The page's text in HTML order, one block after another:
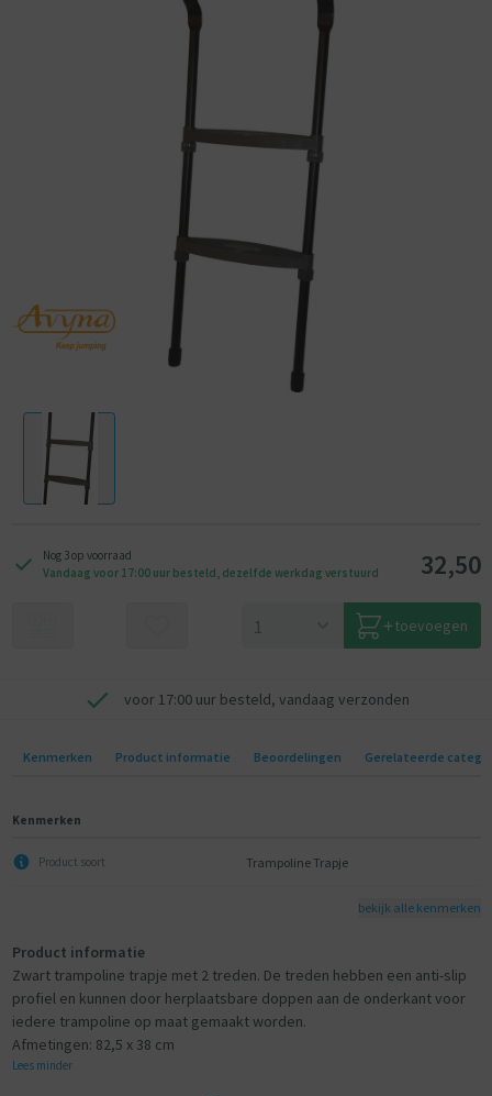
Nog 3 op voorraad
Vandaag voor 17:00 uur besteld, dezelfde werkdag verstuurd
32,50
toevoegen
voor 17:00 uur besteld, vandaag verzonden
Kenmerken Product informatie Beoordelingen Gerelateerde
Kenmerken
Product soort Trampoline Trapje
bekijk alle kenmerken
Product informatie
Zwart trampoline trapje met 2 treden. De treden hebben een anti-slip
profiel en kunnen door herplaatsbare doppen aan de onderkant voor
iedere trampoline op maat gemaakt worden.
Afmetingen: 82,5 x 38 cm
Lees minder